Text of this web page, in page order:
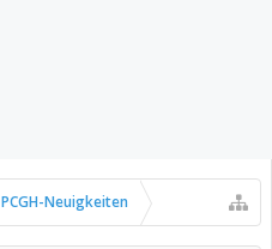
PCGH-Neuigkeiten